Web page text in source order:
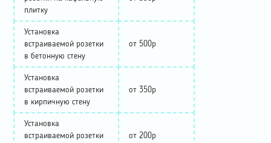
плитку
Установка
встраиваемой розетки
в бетонную стену
от 500р
Установка
встраиваемой розетки
в кирпичную стену
от 350р
Установка
встраиваемой розетки
от 200р